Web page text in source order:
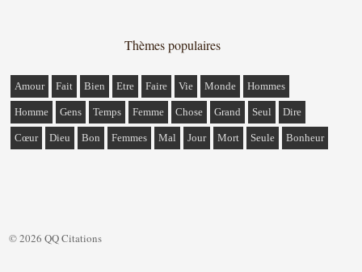
Thèmes populaires
Amour Fait Bien Etre Faire Vie Monde Hommes
Homme Gens Temps Femme Chose Grand Seul Dire
Cœur Dieu Bon Femmes Mal Jour Mort Seule Bonheur
© 2026 QQ Citations